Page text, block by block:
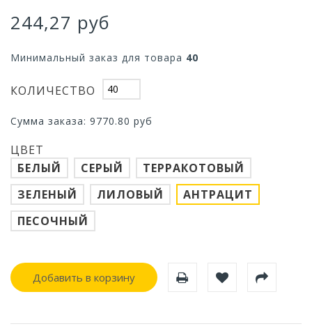
244,27 руб
Минимальный заказ для товара 40
КОЛИЧЕСТВО
Сумма заказа: 9770.80 руб
ЦВЕТ
БЕЛЫЙ
СЕРЫЙ
ТЕРРАКОТОВЫЙ
ЗЕЛЕНЫЙ
ЛИЛОВЫЙ
АНТРАЦИТ
ПЕСОЧНЫЙ
Добавить в корзину